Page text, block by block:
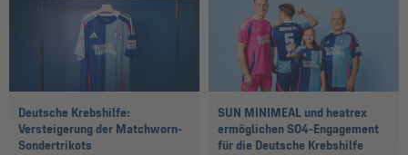
Deutsche Krebshilfe:
Versteigerung der Matchworn-
Sondertrikots
SUN MINIMEAL und heatrex
ermöglichen S04-Engagement
für die Deutsche Krebshilfe